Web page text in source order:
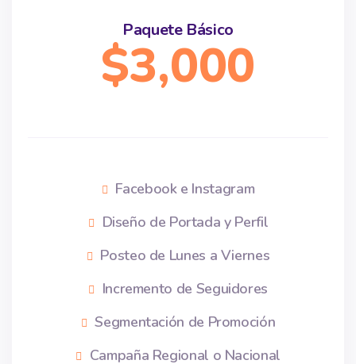
Paquete Básico
$3,000
Facebook e Instagram
Diseño de Portada y Perfil
Posteo de Lunes a Viernes
Incremento de Seguidores
Segmentación de Promoción
Campaña Regional o Nacional